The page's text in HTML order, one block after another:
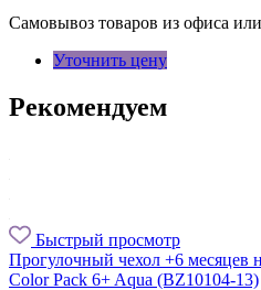
Самовывоз товаров из офиса
Уточнить цену
Рекомендуем
Быстрый просмотр
Прогулочный чехол +6
Color Pack 6+ Aqua (BZ10104-13)